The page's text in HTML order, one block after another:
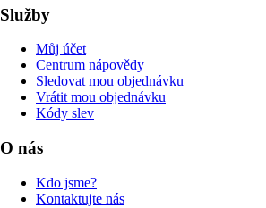
Služby
Můj účet
Centrum nápovědy
Sledovat mou objednávku
Vrátit mou objednávku
Kódy slev
O nás
Kdo jsme?
Kontaktujte nás